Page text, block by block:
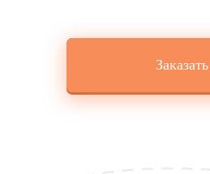
Заказать